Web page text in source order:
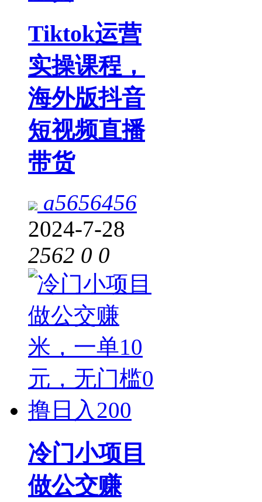
Tiktok运营
实操课程，
海外版抖音
短视频直播
带货
a5656456
2024-7-28
2562 0 0
冷门小项目
做公交赚